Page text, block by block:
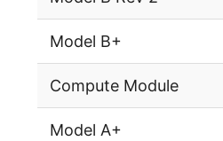
Model B+
Compute Module
Model A+